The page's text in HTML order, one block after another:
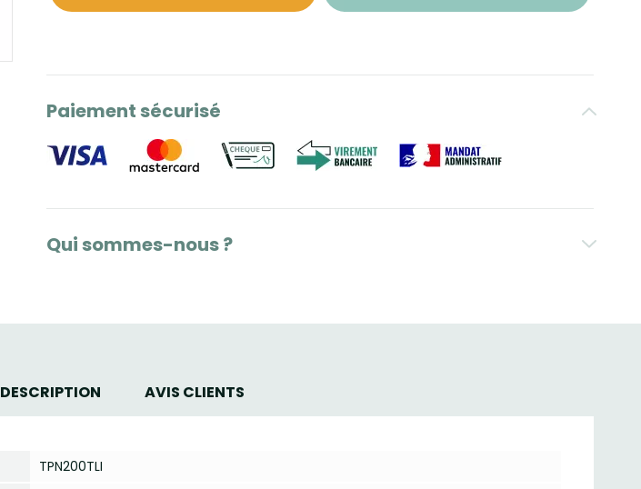
Paiement sécurisé
Qui sommes-nous ?
DESCRIPTION AVIS CLIENTS
TPN200TLI